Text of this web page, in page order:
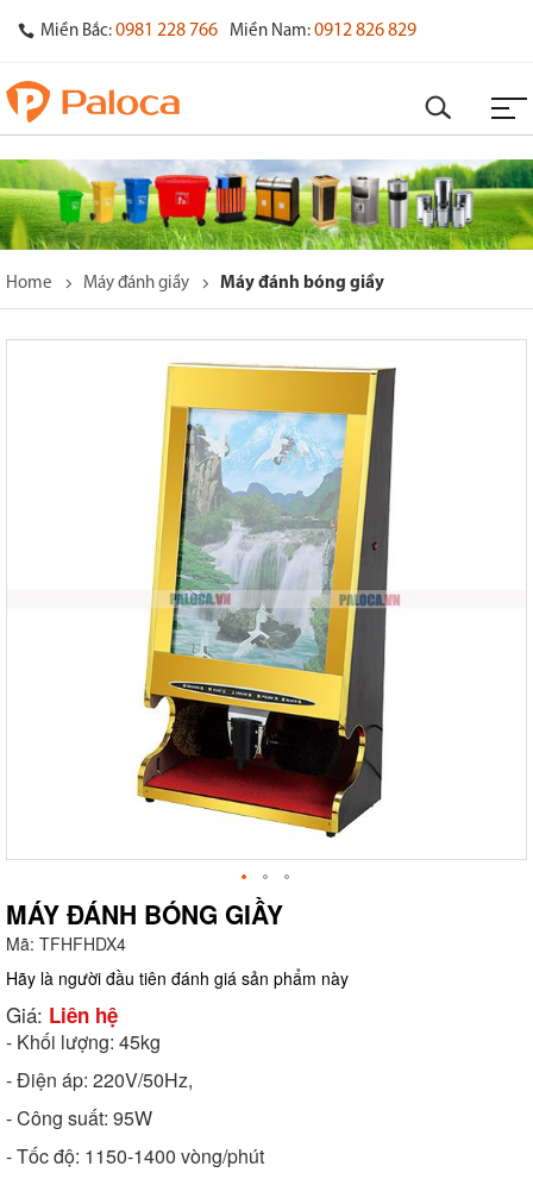
Miền Bắc: 0981 228 766 Miền Nam: 0912 826 829
Home Máy đánh giầy Máy đánh bóng giầy
MÁY ĐÁNH BÓNG GIẦY
Mã: TFHFHDX4
Hãy là người đầu tiên đánh giá sản phẩm này
Giá: Liên hệ
- Khối lượng: 45kg
- Điện áp: 220V/50Hz,
- Công suất: 95W
- Tốc độ: 1150-1400 vòng/phút